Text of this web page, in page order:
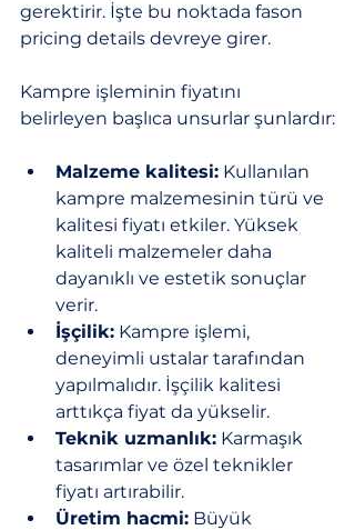
gerektirir. İşte bu noktada fason
pricing details devreye girer.
Kampre işleminin fiyatını
belirleyen başlıca unsurlar şunlardır:
Malzeme kalitesi: Kullanılan
kampre malzemesinin türü ve
kalitesi fiyatı etkiler. Yüksek
kaliteli malzemeler daha
dayanıklı ve estetik sonuçlar
verir.
İşçilik: Kampre işlemi,
deneyimli ustalar tarafından
yapılmalıdır. İşçilik kalitesi
arttıkça fiyat da yükselir.
Teknik uzmanlık: Karmaşık
tasarımlar ve özel teknikler
fiyatı artırabilir.
Üretim hacmi: Büyük